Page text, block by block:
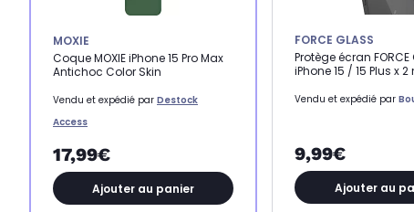
MOXIE
Coque MOXIE iPhone 15 Pro Max
Antichoc Color Skin
Vendu et expédié par Destock
Access
17,99€
Ajouter au panier
FORCE GLASS
Protège écran FORCE
iPhone 15 / 15 Plus x 2
Vendu et expédié par
9,99€
Ajouter au